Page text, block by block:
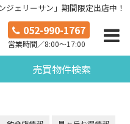
ェリーサン」期間限定出店中！
052-990-1767
営業時間／8:00～17:00
売買物件検索